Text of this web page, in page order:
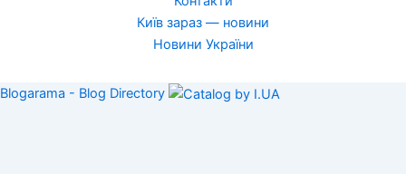
Київ зараз — новини
Новини України
Blogarama - Blog Directory